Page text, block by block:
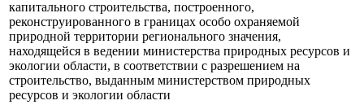
капитального строительства, построенного,
реконструированного в границах особо охраняемой
природной территории регионального значения,
находящейся в ведении министерства природных ресурсов и
экологии области, в соответствии с разрешением на
строительство, выданным министерством природных
ресурсов и экологии области